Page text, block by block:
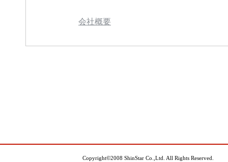
会社概要
Copyright©2008 ShinStar Co.,Ltd. All Rights Reserved.